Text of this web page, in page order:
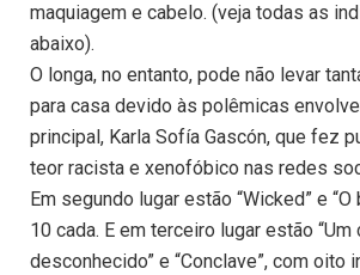
maquiagem e cabelo. (veja todas as
abaixo).
O longa, no entanto, pode não levar
para casa devido às polêmicas
principal, Karla Sofía Gascón, que fez
teor racista e xenofóbico nas redes
Em segundo lugar estão “Wicked” e “O
10 cada. E em terceiro lugar estão
desconhecido” e “Conclave”, com oito